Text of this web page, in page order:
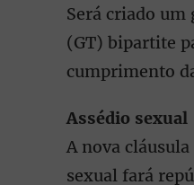
Será criado um
(GT) bipartite
cumprimento
Assédio sexual
A nova
sexual fará